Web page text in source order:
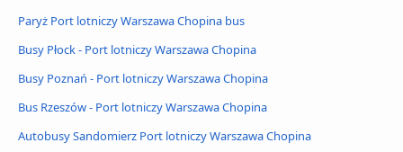
Paryż Port lotniczy Warszawa Chopina bus
Busy Płock - Port lotniczy Warszawa Chopina
Busy Poznań - Port lotniczy Warszawa Chopina
Bus Rzeszów - Port lotniczy Warszawa Chopina
Autobusy Sandomierz Port lotniczy Warszawa Chopina